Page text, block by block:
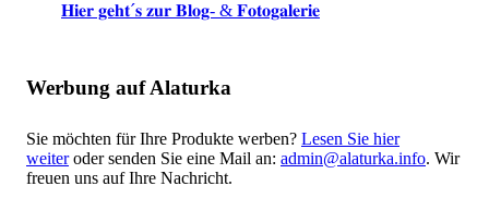
𝐇𝐢𝐞𝐫 𝐠𝐞𝐡𝐭´𝐬 𝐳𝐮𝐫 𝐁𝐥𝐨𝐠- & 𝐅𝐨𝐭𝐨𝐠𝐚𝐥𝐞𝐫𝐢𝐞
Werbung auf Alaturka
Sie möchten für Ihre Produkte werben? Lesen Sie hier
weiteroder senden Sie eine Mail an: admin@alaturka.info. Wir
freuen uns auf Ihre Nachricht.